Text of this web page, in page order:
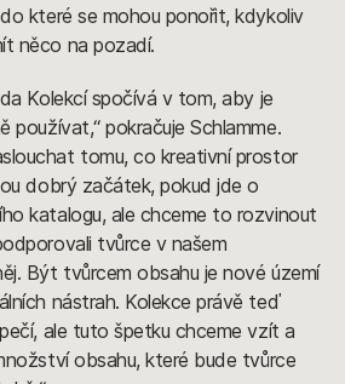
které se mohou ponořit, kdykoliv
něco na pozadí.
Kolekcí spočívá v tom, aby je
používat,“ pokračuje Schlamme.
tomu, co kreativní prostor
dobrý začátek, pokud jde o
katalogu, ale chceme to rozvinout
tvůrce v našem
Být tvůrcem obsahu je nové území
nástrah. Kolekce právě teď
ale tuto špetku chceme vzít a
obsahu, které bude tvůrce